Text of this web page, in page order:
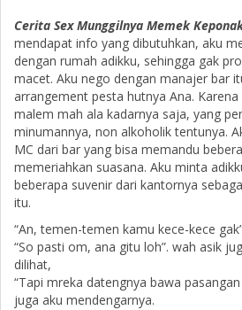
Cerita Sex Munggilnya Memek
mendapat info yang dibutuhkan, aku
dengan rumah adikku, sehingga gak
macet. Aku nego dengan manajer bar
arrangement pesta hutnya Ana.
malem mah ala kadarnya saja, yang
minumannya, non alkoholik tentunya.
MC dari bar yang bisa memandu
memeriahkan suasana. Aku minta
beberapa suvenir dari kantornya
itu.
“An, temen-temen kamu kece-kece
“So pasti om, ana gitu loh”. wah asik
dilihat,
“Tapi mreka datengnya bawa
juga aku mendengarnya.